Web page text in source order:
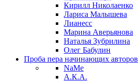
Кирилл Николаенко
Лариса Малышева
Лианесс
Марина Аверьянова
Наталья Зубрилина
Олег Бабулин
Проба пера начинающих авторов
NaMe
А.К.А.